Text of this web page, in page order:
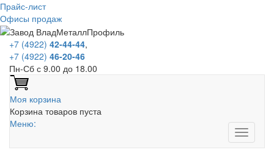
Прайс-лист
Офисы продаж
+7 (4922) 42-44-44,
+7 (4922) 46-20-46
Пн-Сб с 9.00 до 18.00
Моя корзина
Корзина товаров пуста
Меню: